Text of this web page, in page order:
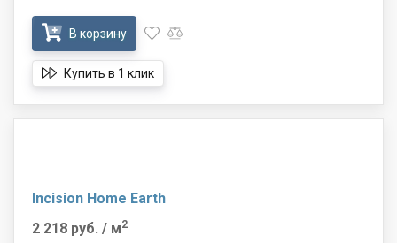
В корзину
Купить в 1 клик
Incision Home Earth
2 218 руб. / м2